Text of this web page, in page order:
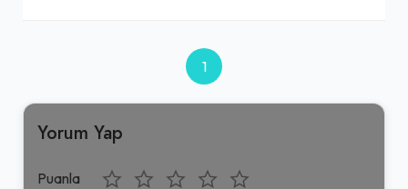
1
Yorum Yap
Puanla